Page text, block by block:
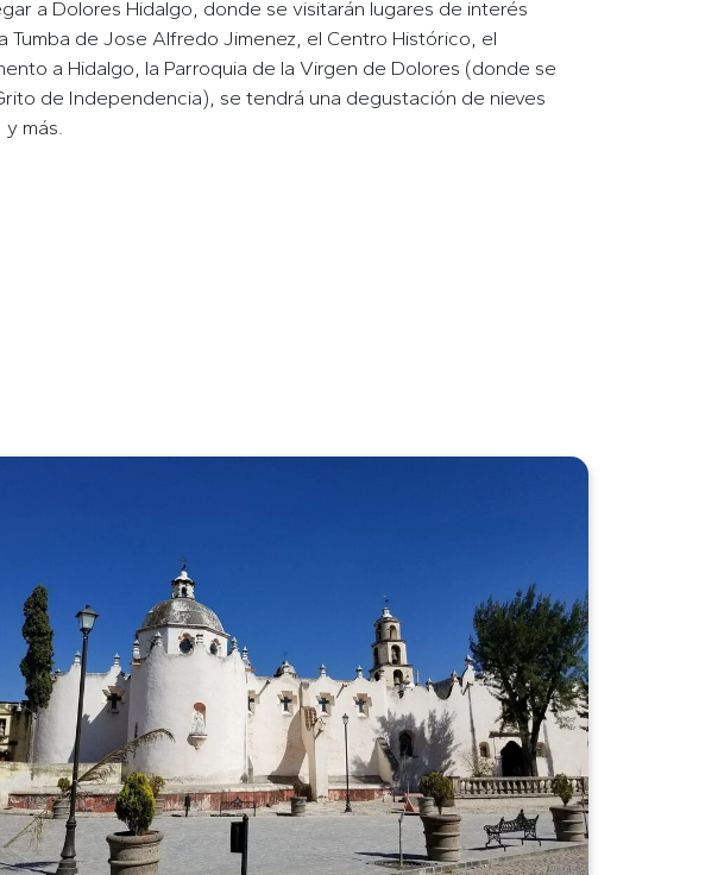
a Dolores Hidalgo, donde se visitarán lugares de interés
Tumba de Jose Alfredo Jimenez, el Centro Histórico, el
a Hidalgo, la Parroquia de la Virgen de Dolores (donde se
de Independencia), se tendrá una degustación de nieves
más.